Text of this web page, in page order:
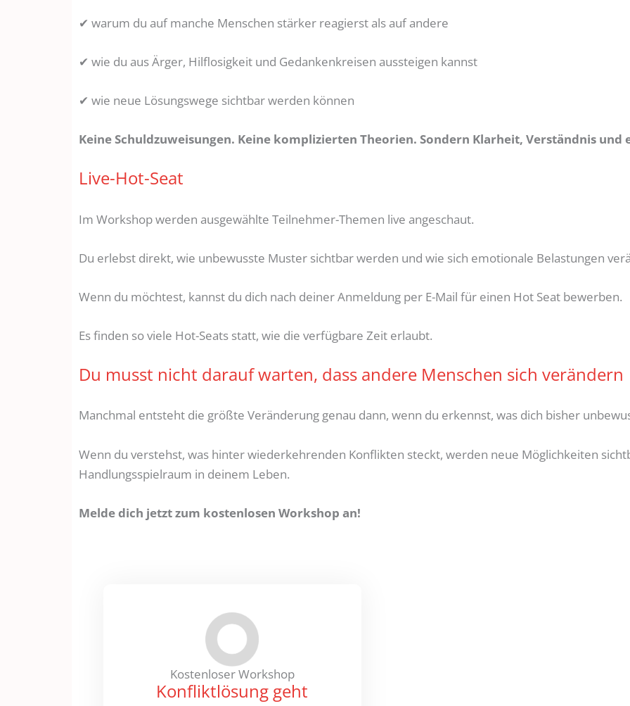
✔ warum du auf manche Menschen stärker reagierst als auf andere
✔ wie du aus Ärger, Hilflosigkeit und Gedankenkreisen aussteigen kannst
✔ wie neue Lösungswege sichtbar werden können
Keine Schuldzuweisungen. Keine komplizierten Theorien. Sondern Klarheit, Verständnis
Live-Hot-Seat
Im Workshop werden ausgewählte Teilnehmer-Themen live angeschaut.
Du erlebst direkt, wie unbewusste Muster sichtbar werden und wie sich emotionale Belastungen
Wenn du möchtest, kannst du dich nach deiner Anmeldung per E-Mail für einen Hot Seat bewerben.
Es finden so viele Hot-Seats statt, wie die verfügbare Zeit erlaubt.
Du musst nicht darauf warten, dass andere Menschen sich verändern
Manchmal entsteht die größte Veränderung genau dann, wenn du erkennst, was dich bisher
Wenn du verstehst, was hinter wiederkehrenden Konflikten steckt, werden neue Möglichkeiten
Handlungsspielraum in deinem Leben.
Melde dich jetzt zum kostenlosen Workshop an!
Kostenloser Workshop
Konfliktlösung geht